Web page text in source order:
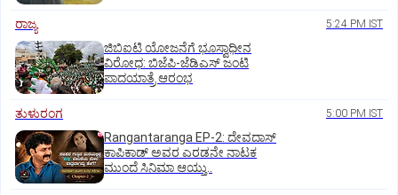
ರಾಜ್ಯ 5:24 PM IST
ಜಿಬಿಐಟಿ ಯೋಜನೆಗೆ ಭೂಸ್ವಾಧೀನ
ವಿರೋಧ: ಬಿಜೆಪಿ-ಜೆಡಿಎಸ್‌ ಜಂಟಿ
ಪಾದಯಾತ್ರೆ ಆರಂಭ
ತುಳುರಂಗ 5:00 PM IST
Rangantaranga EP-2: ದೇವದಾಸ್
ಕಾಪಿಕಾಡ್‌ ಅವರ ಎರಡನೇ ನಾಟಕ
ಮುಂದೆ ಸಿನಿಮಾ ಆಯ್ತು..